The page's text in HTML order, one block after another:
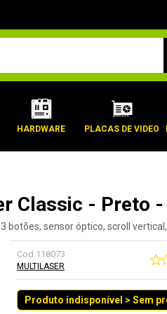
HARDWARE PLACAS DE VIDEO
Classic - Preto -
sensor óptico, scroll
Cod.118073
MULTILASER
Produto indisponível > Sem